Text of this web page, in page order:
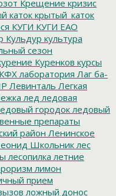
Крещение кризис
катоккрытый_каток
КУГИ КУГИ ЕАО
Кульдур культура
сезон
Куренков курсы
КФХ лаборатория Лаг ба-
Левинталь Легкая
лед ледовая
городок ледовый
препараты
район Ленинское
Школьник лес
лесопилка летние
лимон
прием
ложный донос